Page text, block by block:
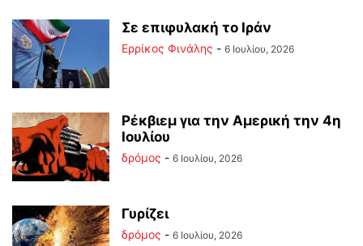
Σε επιφυλακή το Ιράν
Ερρίκος Φινάλης - 6 Ιουλίου, 2026
Ρέκβιεμ για την Αμερική την 4η
Ιουλίου
δρόμος - 6 Ιουλίου, 2026
Γυρίζει
δρόμος - 6 Ιουλίου, 2026